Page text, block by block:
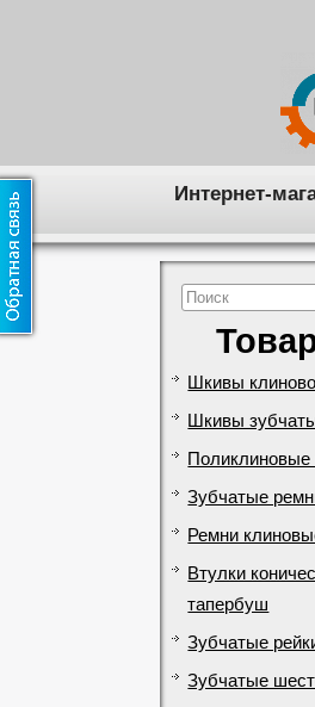
Интернет-
Шкивы
Шкивы
Зубчатые
Ремни
Втулки
тапербуш
Зубчатые
Зубчатые